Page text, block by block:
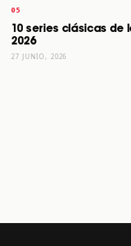
10 series clásicas de
2026
27 JUNIO, 2026